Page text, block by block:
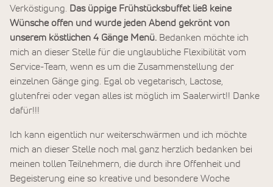
Verköstigung. Das üppige Frühstücksbuffet ließ keine
Wünsche offen und wurde jeden Abend gekrönt von
unserem köstlichen 4 Gänge Menü. Bedanken möchte ich
mich an dieser Stelle für die unglaubliche Flexibilität vom
Service-Team, wenn es um die Zusammenstellung der
einzelnen Gänge ging. Egal ob vegetarisch, Lactose,
glutenfrei oder vegan alles ist möglich im Saalerwirt!! Danke
dafür!!!
Ich kann eigentlich nur weiterschwärmen und ich möchte
mich an dieser Stelle noch mal ganz herzlich bedanken bei
meinen tollen Teilnehmern, die durch ihre Offenheit und
Begeisterung eine so kreative und besondere Woche